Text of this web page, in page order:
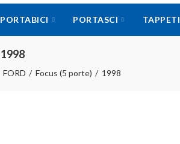
PORTABICI PORTASCI TAPPETI
1998
FORD Focus (5 porte) 1998